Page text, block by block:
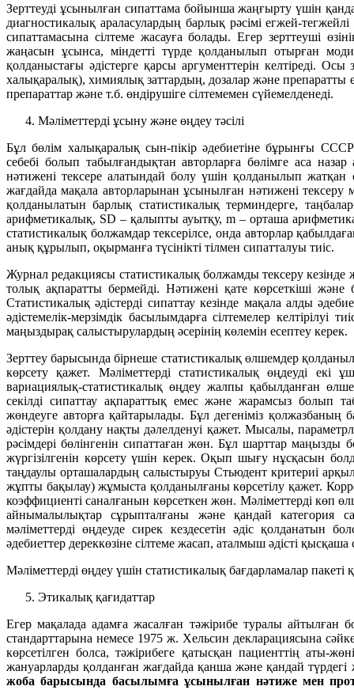
Зерттеуді ұсынылған сипаттама бойынша жаңғырту үшін
диагностикалық араласулардың барлық рәсімі егжей-
сипаттамасына сілтеме жасауға болады. Егер зерттеуші
жаңасын ұсынса, міндетті түрде қолданылып отырған
қолданыстағы әдістерге қарсы аргументтерін келтіреді.
халықаралық), химиялық заттардың, дозалар және препаратты
препараттар және т.б. өндірушіге сілтемемен сүйемелденеді.
Мәліметтерді ұсыну және өңдеу тәсілі
Бұл бөлім халықаралық сын-пікір әдебиетіне бұрынғы
себебі болып табылғандықтан авторларға бөлімге аса
нәтижені тексере алатындай болу үшін қолданылып жатқан
жағдайда мақала авторларынан ұсынылған нәтижені
қолданылатын барлық статистикалық терминдерге,
арифметикалық, SD – қалыпты ауытқу, m – орташа
статистикалық болжамдар тексерілсе, онда авторлар
анық құрылып, оқырманға түсінікті тілмен сипатталуы тиіс.
Журнал редакциясы статистикалық болжамды тексеру кезінде
толық ақпаратты бермейді. Нәтижені қате көрсеткіші және
Статистикалық әдістерді сипаттау кезінде мақала алды
әдістемелік-мерзімдік басылымдарға сілтемелер
маңыздырақ салыстырулардың әсерінің көлемін есептеу керек.
Зерттеу барысында бірнеше статистикалық өлшемдер
көрсету қажет. Мәліметтерді статистикалық өңдеуді екі
вариациялық-статистикалық өңдеу жалпы қабылданған
секілді сипаттау ақпараттық емес және жарамсыз болып
жөндеуге авторға қайтарылады. Бұл дегеніміз
әдістерін қолдану нақты дәлелденуі қажет. Мысалы,
рәсімдері бөлінгенін сипаттаған жөн. Бұл шарттар маңызды
жүргізілгенін көрсету үшін керек. Оқып шығу нұсқасын
таңдаулы орташалардың салыстыруы Стьюдент критериі
жұпты бақылау) жұмыста қолданылғаны көрсетілу қажет.
коэффициенті саналғанын көрсеткен жөн. Мәліметтерді көп
айнымалылықтар сұрыпталғаны және қандай категория
мәліметтерді өңдеуде сирек кездесетін әдіс қолданатын
әдебиеттер дереккөзіне сілтеме жасап, аталмыш әдісті қысқаша
Мәліметтерді өңдеу үшін статистикалық бағдарламалар
Этикалық қағидаттар
Егер мақалада адамға жасалған тәжірибе туралы айтылған
стандарттарына немесе 1975 ж. Хельсин декларациясына
көрсетілген болса, тәжірибеге қатысқан пациенттің аты-
жануарларды қолданған жағдайда қанша және қандай
жоба барысында басылымға ұсынылған нәтиже мен